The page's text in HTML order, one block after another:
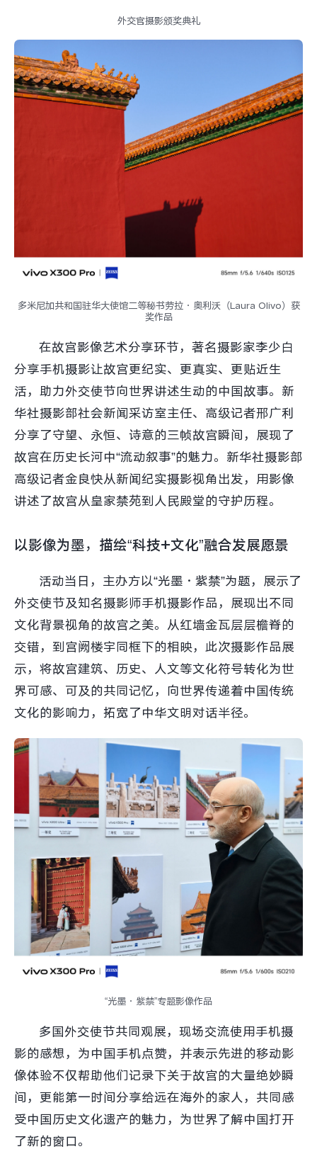
外交官摄影颁奖典礼
多米尼加共和国驻华大使馆二等秘书劳拉·奥利沃（Laura Olivo）获
奖作品
在故宫影像艺术分享环节，著名摄影家李少白
分享手机摄影让故宫更纪实、更真实、更贴近生
活，助力外交使节向世界讲述生动的中国故事。新
华社摄影部社会新闻采访室主任、高级记者邢广利
分享了守望、永恒、诗意的三帧故宫瞬间，展现了
故宫在历史长河中“流动叙事”的魅力。新华社摄影部
高级记者金良快从新闻纪实摄影视角出发，用影像
讲述了故宫从皇家禁苑到人民殿堂的守护历程。
以影像为墨，描绘“科技+文化”融合发展愿景
活动当日，主办方以“光墨·紫禁”为题，展示了
外交使节及知名摄影师手机摄影作品，展现出不同
文化背景视角的故宫之美。从红墙金瓦层层檐脊的
交错，到宫阙楼宇同框下的相映，此次摄影作品展
示，将故宫建筑、历史、人文等文化符号转化为世
界可感、可及的共同记忆，向世界传递着中国传统
文化的影响力，拓宽了中华文明对话半径。
“光墨·紫禁”专题影像作品
多国外交使节共同观展，现场交流使用手机摄
影的感想，为中国手机点赞，并表示先进的移动影
像体验不仅帮助他们记录下关于故宫的大量绝妙瞬
间，更能第一时间分享给远在海外的家人，共同感
受中国历史文化遗产的魅力，为世界了解中国打开
了新的窗口。